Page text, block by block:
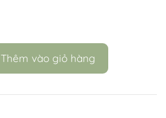
Thêm vào giỏ hàng